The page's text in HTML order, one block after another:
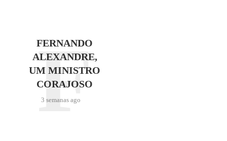
FERNANDO
ALEXANDRE,
UM MINISTRO
CORAJOSO
3 semanas ago
F